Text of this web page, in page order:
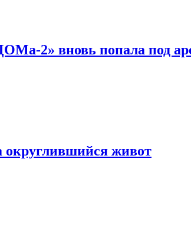
2» вновь попала под
округлившийся живот